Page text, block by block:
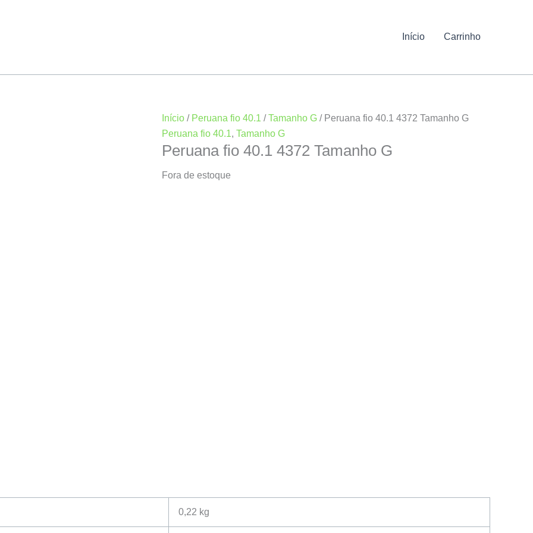
Início Carrinho
Início / Peruana fio 40.1 /Tamanho G / Peruana fio 40.1 4372 Tamanho G
Peruana fio 40.1, Tamanho G
Peruana fio 40.1 4372 Tamanho G
Fora de estoque
0,22 kg